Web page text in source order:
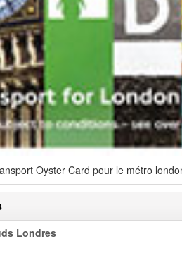
Oyster Card pour le métro
Londres